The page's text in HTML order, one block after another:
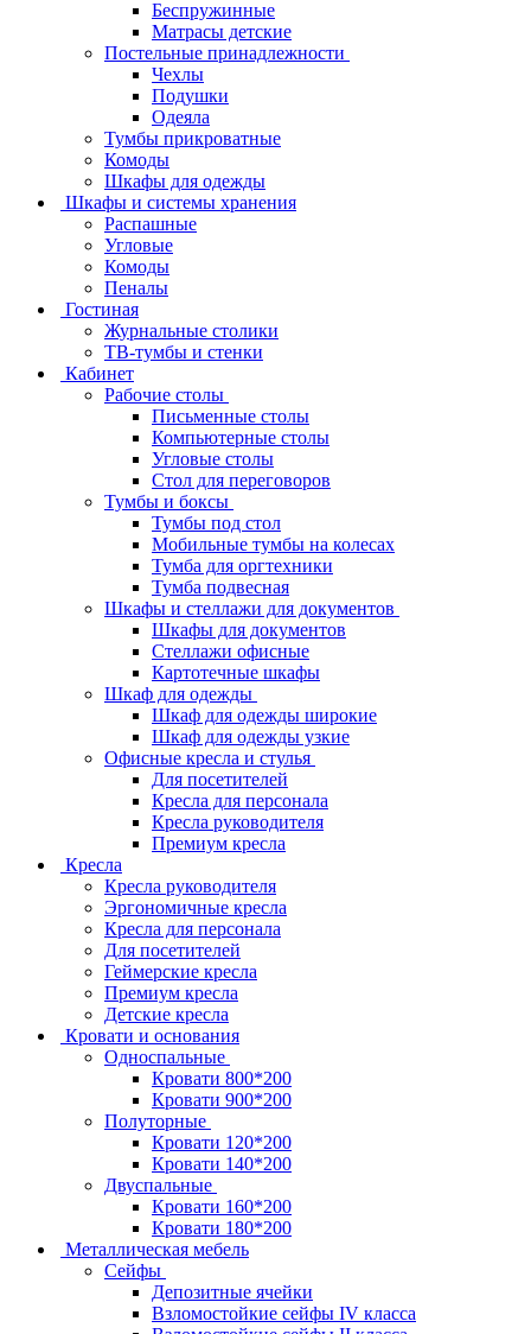
Беспружинные
Матрасы детские
Постельные принадлежности
Чехлы
Подушки
Одеяла
Тумбы прикроватные
Комоды
Шкафы для одежды
Шкафы и системы хранения
Распашные
Угловые
Комоды
Пеналы
Гостиная
Журнальные столики
ТВ‑тумбы и стенки
Кабинет
Рабочие столы
Письменные столы
Компьютерные столы
Угловые столы
Стол для переговоров
Тумбы и боксы
Тумбы под стол
Мобильные тумбы на колесах
Тумба для оргтехники
Тумба подвесная
Шкафы и стеллажи для документов
Шкафы для документов
Стеллажи офисные
Картотечные шкафы
Шкаф для одежды
Шкаф для одежды широкие
Шкаф для одежды узкие
Офисные кресла и стулья
Для посетителей
Кресла для персонала
Кресла руководителя
Премиум кресла
Кресла
Кресла руководителя
Эргономичные кресла
Кресла для персонала
Для посетителей
Геймерские кресла
Премиум кресла
Детские кресла
Кровати и основания
Односпальные
Кровати 800*200
Кровати 900*200
Полуторные
Кровати 120*200
Кровати 140*200
Двуспальные
Кровати 160*200
Кровати 180*200
Металлическая мебель
Сейфы
Депозитные ячейки
Взломостойкие сейфы IV класса